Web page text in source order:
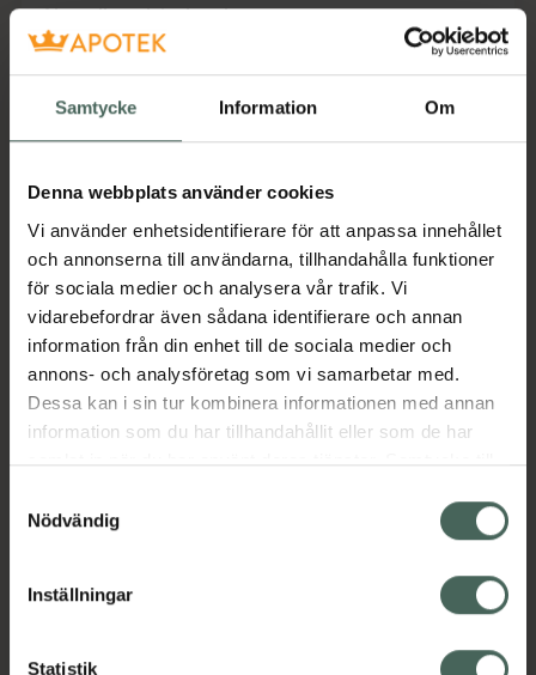
Samtycke Information Om
Denna webbplats använder cookies
Vi använder enhetsidentifierare för att anpassa innehållet
och annonserna till användarna, tillhandahålla funktioner
för sociala medier och analysera vår trafik. Vi
vidarebefordrar även sådana identifierare och annan
information från din enhet till de sociala medier och
annons- och analysföretag som vi samarbetar med.
Dessa kan i sin tur kombinera informationen med annan
information som du har tillhandahållit eller som de har
samlat in när du har använt deras tjänster. Samtycke till
återkalla ditt samtycke via webbplatsens
cookieinställningar. Ett återkallat samtycke påverkar inte
lagligheten av behandling som skett innan återkallelsen.
Nödvändig
Inställningar
Statistik
Aktuella erbjudanden
Collagen Booster Cream rich)Märkbar
naturliga kollagenproduktion genom
kombinationen av högeffektiva peptider. Som
ett resultat förbättras hudens
elasticitet,minskar förlusten av kontur och
minskar vävnadens fasthet.3% squalane och
jojobaolja behåller fukt och mjukar upp fina
linjer.Närande sheasmör främjar hudens
förnyelse.Resultat: Slätare och djupt närd
hud.
Jämförpris
Kategorier: